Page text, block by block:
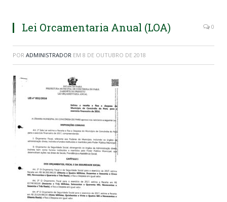
Lei Orcamentaria Anual (LOA) 0
POR ADMINISTRADOR EM 8 DE OUTUBRO DE 2018